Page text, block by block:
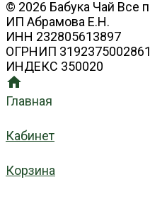
© 2026 Бабука Чай Все
ИП Абрамова Е.Н.
ИНН 232805613897
ОГРНИП
ИНДЕКС 350020
Главная
Кабинет
Корзина